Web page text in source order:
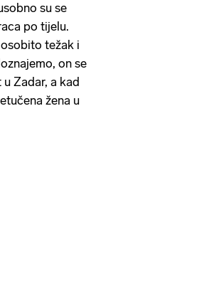
su se
po tijelu.
težak i
on se
Zadar, a kad
žena u